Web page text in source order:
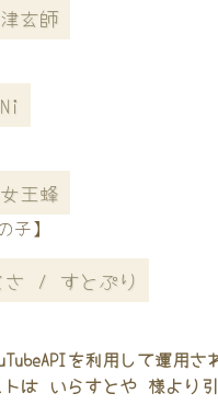
玄師
王蜂
子】
さ / すとぷり
を利用して運用さ
トは いらすとや 様より